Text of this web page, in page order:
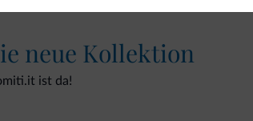
neue Kollektion
ist da!